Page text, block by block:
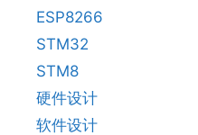
ESP8266
STM32
STM8
硬件设计
软件设计